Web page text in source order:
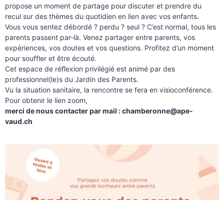
propose un moment de partage pour discuter et prendre du
recul sur des thèmes du quotidien en lien avec vos enfants.
Vous vous sentez débordé ? perdu ? seul ? C’est normal, tous les
parents passent par-là. Venez partager entre parents, vos
expériences, vos doutes et vos questions. Profitez d’un moment
pour souffler et être écouté.
Cet espace de réﬂexion privilégié est animé par des
professionnel(le)s du Jardin des Parents.
Vu la situation sanitaire, la rencontre se fera en visioconférence.
Pour obtenir le lien zoom,
merci de nous contacter par mail : chamberonne@ape-
vaud.ch